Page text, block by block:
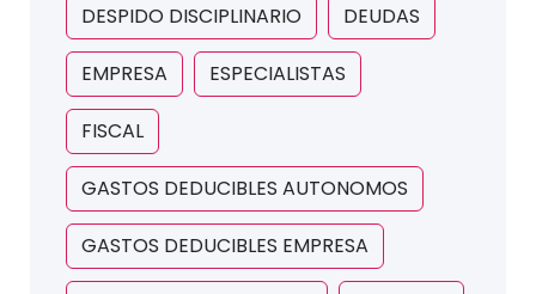
DESPIDO DISCIPLINARIO DEUDAS
EMPRESA ESPECIALISTAS
FISCAL
GASTOS DEDUCIBLES AUTONOMOS
GASTOS DEDUCIBLES EMPRESA